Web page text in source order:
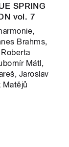
SPRING
vol. 7
Brahms,
Mátl,
Jaroslav
Matějů